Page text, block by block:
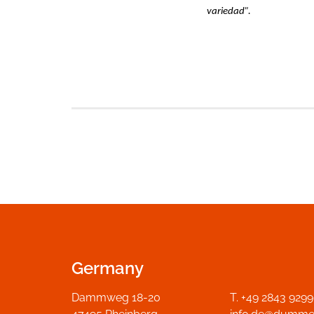
variedad”.
Germany
Dammweg 18-20
T. +49 2843